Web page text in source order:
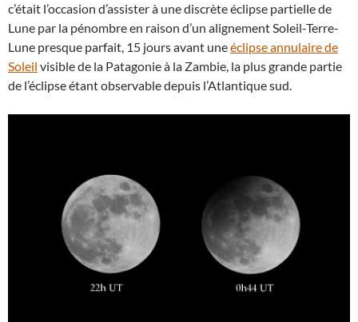
c’était l’occasion d’assister à une discrète éclipse partielle de
Lune par la pénombre en raison d’un alignement Soleil-Terre-
Lune presque parfait, 15 jours avant uneéclipse annulaire de
Soleil visible de la Patagonie à la Zambie, la plus grande partie
de l’éclipse étant observable depuis l’Atlantique sud.